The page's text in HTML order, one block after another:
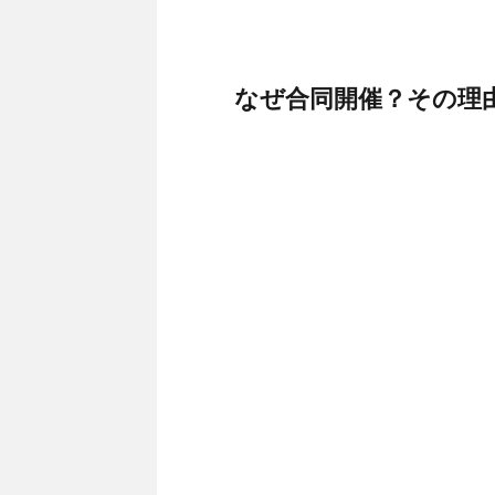
なぜ合同開催？その理